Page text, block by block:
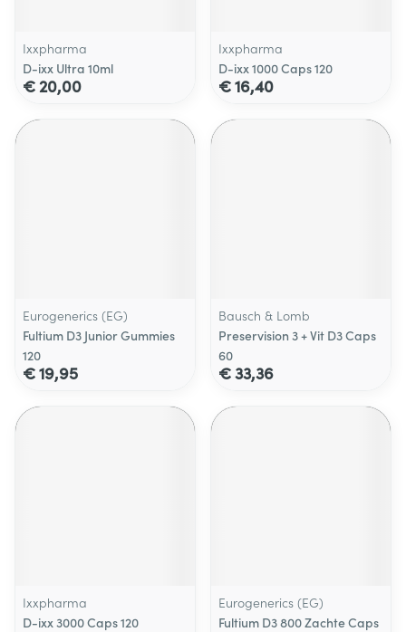
Ixxpharma
D-ixx Ultra 10ml
€ 20,00
Ixxpharma
D-ixx 1000 Caps 120
€ 16,40
Eurogenerics (EG)
Fultium D3 Junior Gummies
120
€ 19,95
Bausch & Lomb
Preservision 3 + Vit D3 Caps
60
€ 33,36
Ixxpharma
D-ixx 3000 Caps 120
Eurogenerics (EG)
Fultium D3 800 Zachte Caps